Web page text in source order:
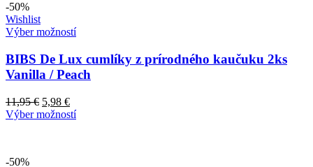
-50%
Wishlist
Výber možností
BIBS De Lux cumlíky z prírodného kaučuku 2ks
Vanilla / Peach
11,95€ 5,98 €
Výber možností
-50%